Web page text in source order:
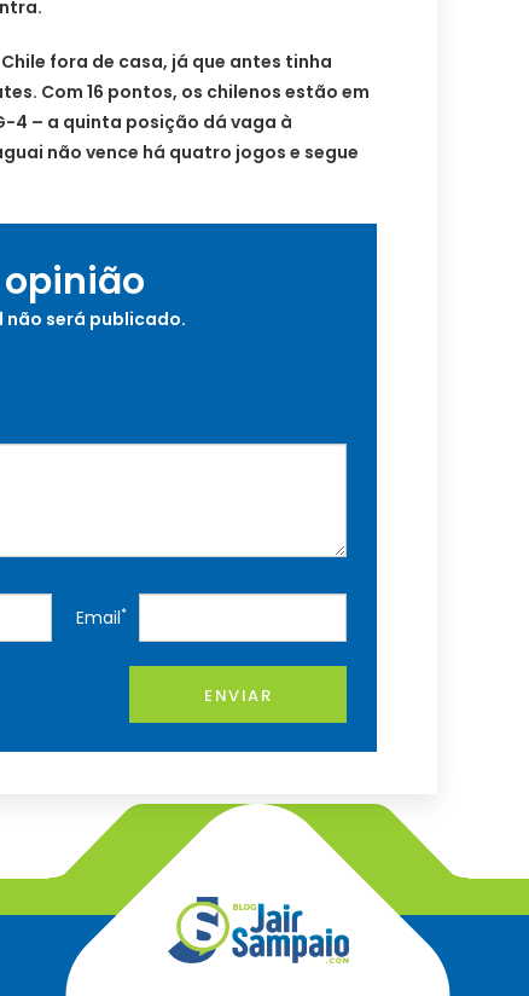
fora de casa, já que antes tinha
Com 16 pontos, os chilenos estão em
4 – a quinta posição dá vaga à
não vence há quatro jogos e segue
opinião
não será publicado.
Email*
ENVIAR